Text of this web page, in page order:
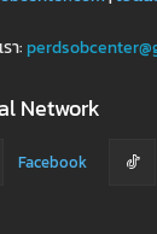
า:
Network
Facebook